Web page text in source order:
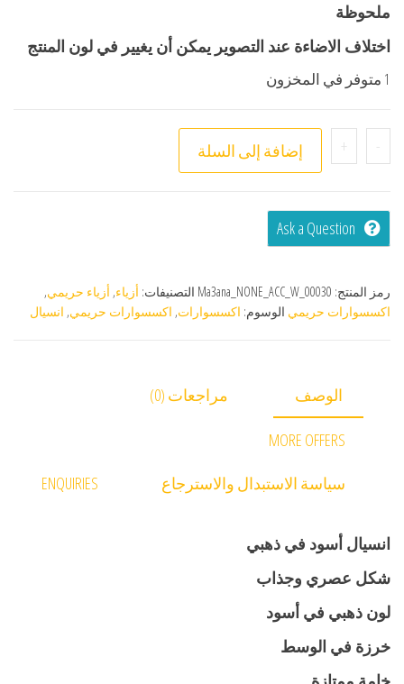
ملحوظة
اختلاف الاضاءة عند التصوير يمكن أن يغيير في لون المنتج
1 متوفر في المخزون
-
+ إضافة إلى السلة
Ask a Question
رمز المنتج: Ma3ana_NONE_ACC_W_00030 التصنيفات: أزياء, أزياء حريمي,
اكسسوارات حريمي الوسوم: اكسسوارات, اكسسوارات حريمي, انسيال
الوصف مراجعات (0)
MORE OFFERS
سياسة الاستبدال والاسترجاع
ENQUIRIES
انسيال أسود في ذهبي
شكل عصري وجذاب
لون ذهبي في أسود
خرزة في الوسط